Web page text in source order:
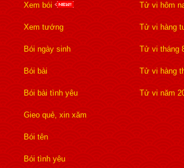
Xem bói
Xem tướng
Bói ngày sinh
Bói bài
Bói bài tình yêu
Gieo quẻ, xin xăm
Bói tên
Bói tình yêu
Tử vi hôm
Tử vi hàng
Tử vi tháng
Tử vi hàng
Tử vi năm